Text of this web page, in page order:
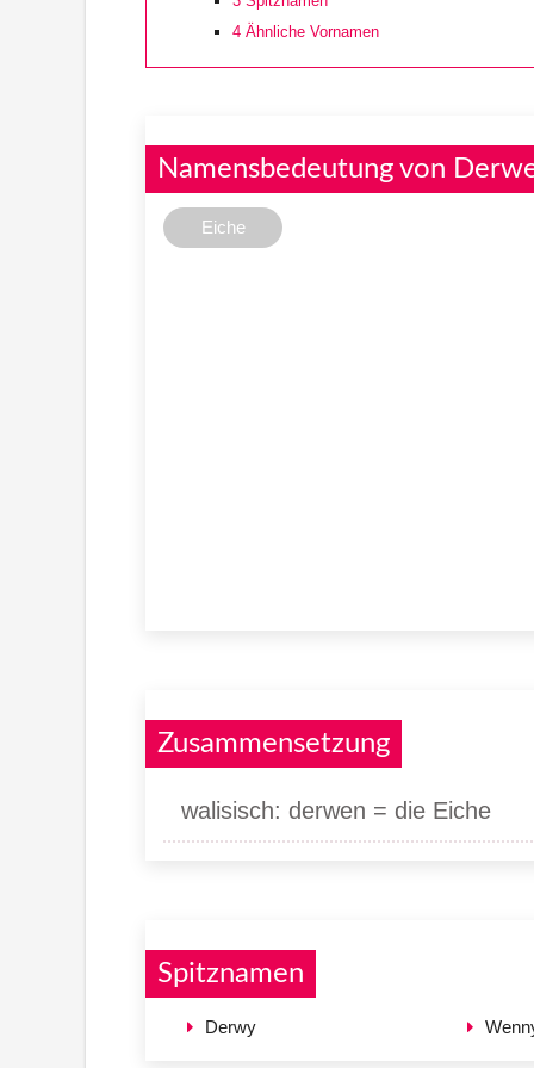
4 Ähnliche Vornamen
Namensbedeutung von
Eiche
Zusammensetzung
walisisch: derwen = die Eiche
Spitznamen
Derwy